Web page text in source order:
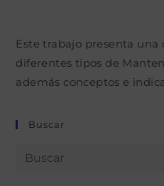
Este trabajo presenta una
diferentes tipos de
además conceptos e
Buscar